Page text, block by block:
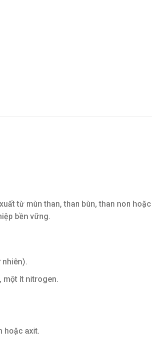
từ mùn than, than bùn, than non
bền vững.
một ít nitrogen.
hoặc axit.